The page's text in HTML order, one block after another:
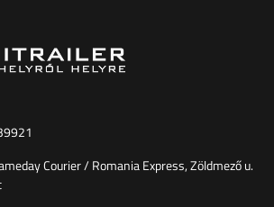
Courier / Romania Express, Zöldmező u.